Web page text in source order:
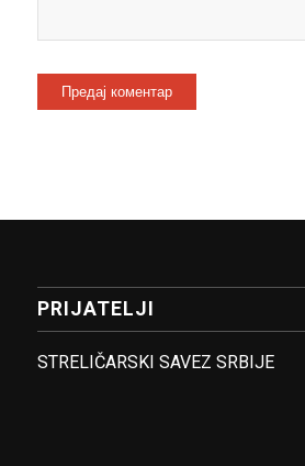
PRIJATELJI
STRELIČARSKI SAVEZ SRBIJE